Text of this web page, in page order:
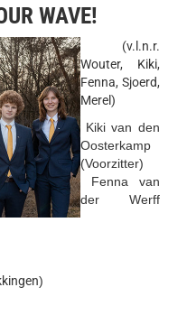
WAVE!
(v.l.n.r.
Wouter, Kiki,
Fenna, Sjoerd,
Merel)
Kiki van den
Oosterkamp
(Voorzitter)
Fenna van
der Werff
)